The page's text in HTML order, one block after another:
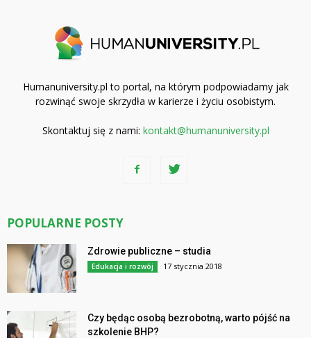
Humanuniversity.pl to portal, na którym podpowiadamy jak
rozwinąć swoje skrzydła w karierze i życiu osobistym.
Skontaktuj się z nami: kontakt@humanuniversity.pl
POPULARNE POSTY
Zdrowie publiczne – studia
Edukacja i rozwój 17 stycznia 2018
Czy będąc osobą bezrobotną, warto pójść na
szkolenie BHP?